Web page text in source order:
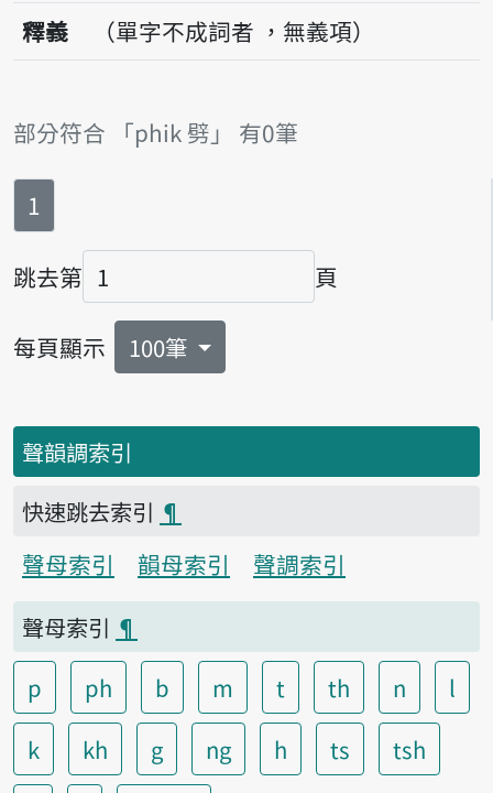
釋義
（單字不成詞者 ，無義項）
部分符合 「phik 劈」 有0筆
第
1
跳去第
頁碼
頁
每頁顯示 100筆
聲韻調索引
快速跳去索引 ¶
聲母索引
韻母索引
聲調索引
聲母索引 ¶
p
ph b m t th n
l
k
kh g ng h ts
tsh